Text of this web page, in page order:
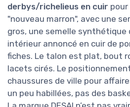
derbys/richelieus en cuir
"nouveau marron", avec une
gros, une semelle synthétique
intérieur annoncé en cuir de
fiches. Le talon est plat, bout
lacets cirés. Le
chaussures de ville pour
un peu habillées, pas des